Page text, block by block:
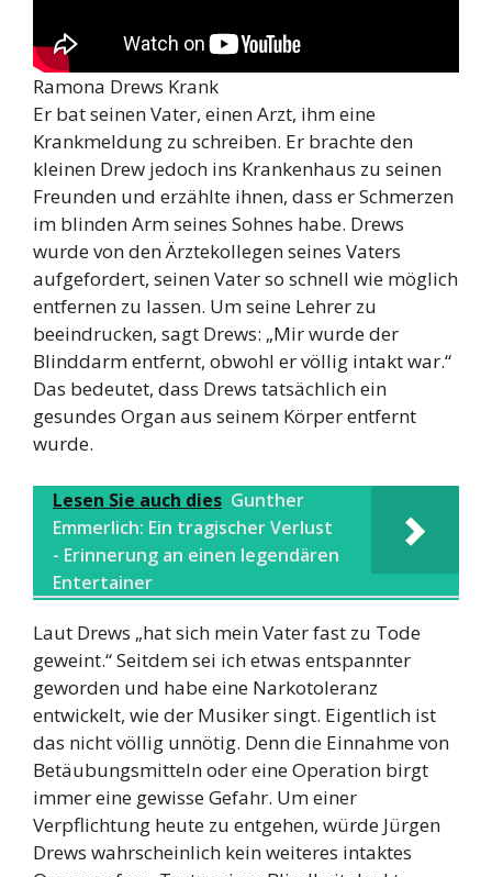
Ramona Drews Krank
Er bat seinen Vater, einen Arzt, ihm eine
Krankmeldung zu schreiben. Er brachte den
kleinen Drew jedoch ins Krankenhaus zu seinen
Freunden und erzählte ihnen, dass er Schmerzen
im blinden Arm seines Sohnes habe. Drews
wurde von den Ärztekollegen seines Vaters
aufgefordert, seinen Vater so schnell wie möglich
entfernen zu lassen. Um seine Lehrer zu
beeindrucken, sagt Drews: „Mir wurde der
Blinddarm entfernt, obwohl er völlig intakt war.“
Das bedeutet, dass Drews tatsächlich ein
gesundes Organ aus seinem Körper entfernt
wurde.
Lesen Sie auch dies Gunther
Emmerlich: Ein tragischer Verlust
- Erinnerung an einen legendären
Entertainer
Laut Drews „hat sich mein Vater fast zu Tode
geweint.“ Seitdem sei ich etwas entspannter
geworden und habe eine Narkotoleranz
entwickelt, wie der Musiker singt. Eigentlich ist
das nicht völlig unnötig. Denn die Einnahme von
Betäubungsmitteln oder eine Operation birgt
immer eine gewisse Gefahr. Um einer
Verpflichtung heute zu entgehen, würde Jürgen
Drews wahrscheinlich kein weiteres intaktes